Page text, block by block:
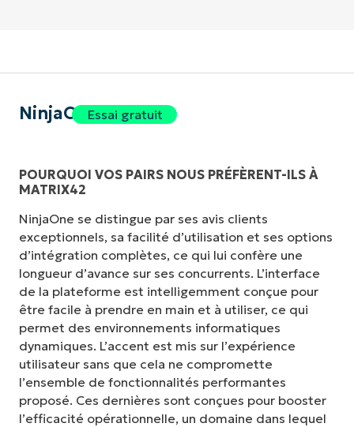
NinjaOneEssai gratuit
POURQUOI VOS PAIRS NOUS PRÉFÈRENT-ILS À
MATRIX42
NinjaOne se distingue par ses avis clients
exceptionnels, sa facilité d’utilisation et ses options
d’intégration complètes, ce qui lui confère une
longueur d’avance sur ses concurrents. L’interface
de la plateforme est intelligemment conçue pour
être facile à prendre en main et à utiliser, ce qui
permet des environnements informatiques
dynamiques. L’accent est mis sur l’expérience
utilisateur sans que cela ne compromette
l’ensemble de fonctionnalités performantes
proposé. Ces dernières sont conçues pour booster
l’efficacité opérationnelle, un domaine dans lequel